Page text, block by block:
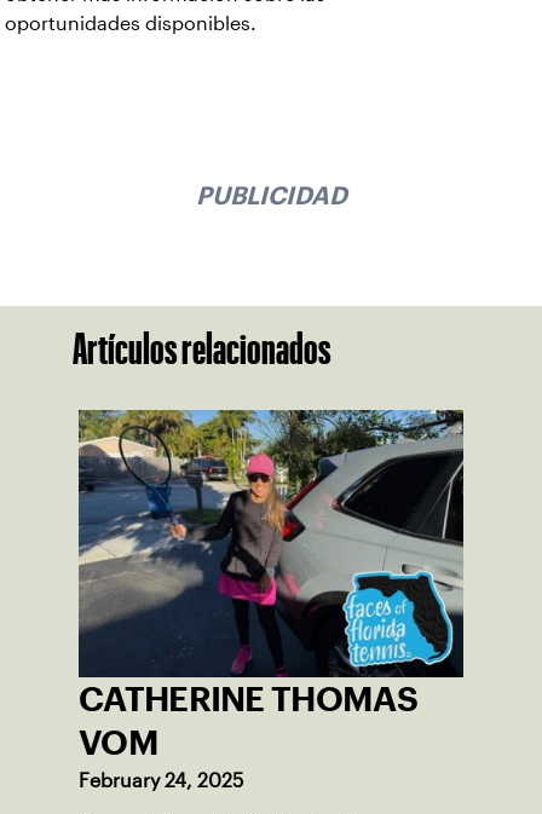
oportunidades disponibles.
PUBLICIDAD
Artículos relacionados
CATHERINE THOMAS
VOM
February 24, 2025